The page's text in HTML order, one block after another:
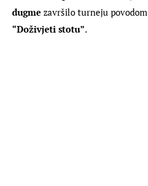
dugme završilo turneju
“Doživjeti stotu”.